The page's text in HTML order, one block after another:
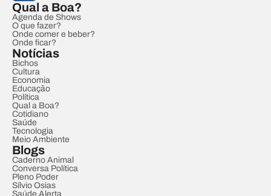
Qual a Boa?
Agenda de Shows
O que fazer?
Onde comer e beber?
Onde ficar?
Notícias
Bichos
Cultura
Economia
Educação
Política
Qual a Boa?
Cotidiano
Saúde
Tecnologia
Meio Ambiente
Blogs
Caderno Animal
Conversa Política
Pleno Poder
Sílvio Osias
Saúde Alerta